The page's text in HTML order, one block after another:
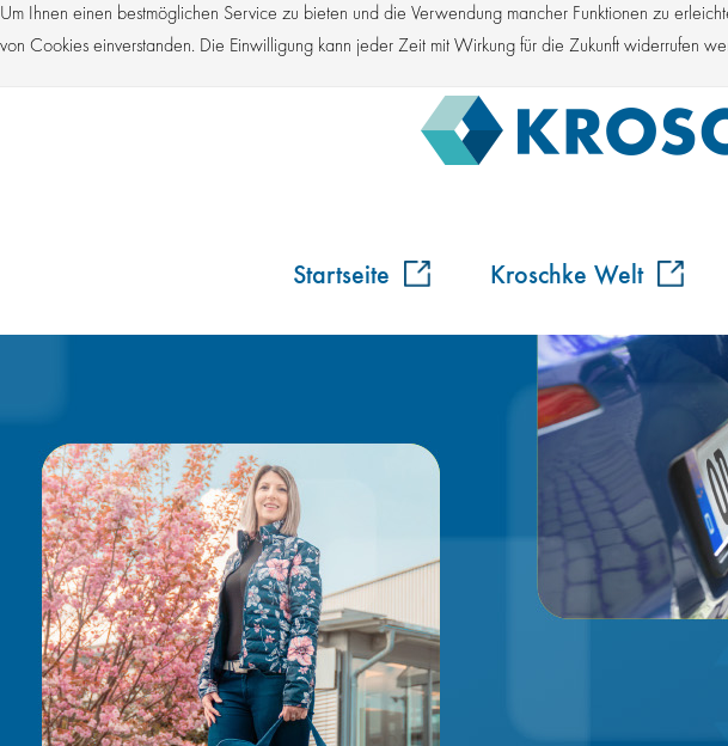
Um Ihnen einen bestmöglichen Service zu bieten und die Verwendung mancher Funktionen zu
von Cookies einverstanden. Die Einwilligung kann jeder Zeit mit Wirkung für die Zukunft widerrufen
Startseite Kroschke Welt